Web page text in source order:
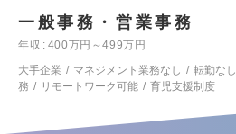
一般事務・営業事務
年収
400万円～499万円
大手企業
マネジメント業務なし 転勤なし
務
リモートワーク可能 育児支援制度